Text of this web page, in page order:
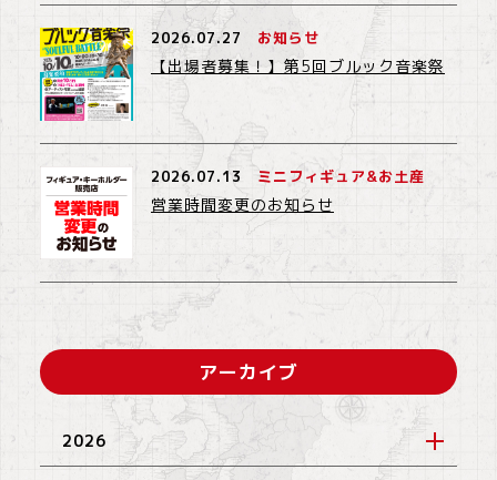
2026.07.27 お知らせ
【出場者募集！】第5回ブルック音楽祭
2026.07.13 ミニフィギュア&お土産
営業時間変更のお知らせ
アーカイブ
2026